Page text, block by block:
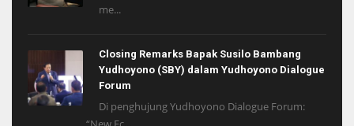
me...
Closing Remarks Bapak Susilo Bambang
Yudhoyono (SBY) dalam Yudhoyono Dialogue
Forum
Di penghujung Yudhoyono Dialogue Forum: